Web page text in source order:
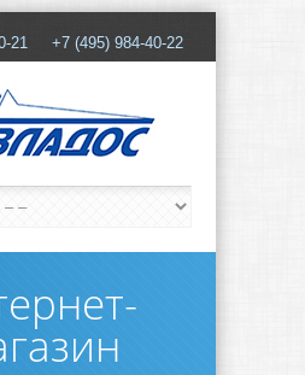
21 +7 (495) 984-40-22